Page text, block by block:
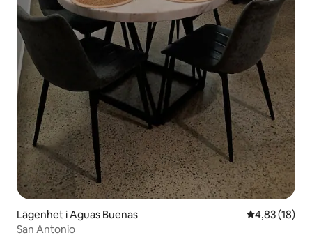
Lägenhet i Aguas Buenas 4,83 av 5 i
4,83 (18)
San Antonio